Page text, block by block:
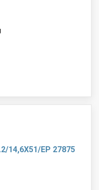
14,6X51/EP 27875